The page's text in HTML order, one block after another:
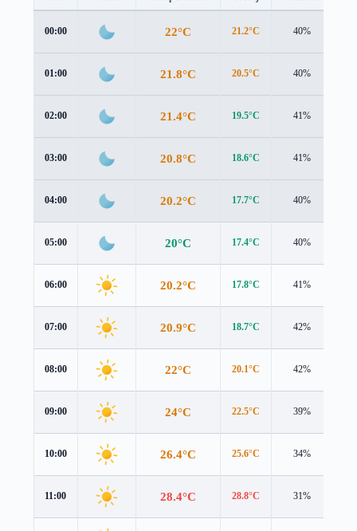
00:00 22°C 21.2°C 40%
01:00 21.8°C 20.5°C 40%
02:00 21.4°C 19.5°C 41%
03:00 20.8°C 18.6°C 41%
04:00 20.2°C 17.7°C 40%
05:00 20°C 17.4°C 40%
06:00 20.2°C 17.8°C 41%
07:00 20.9°C 18.7°C 42%
08:00 22°C 20.1°C 42%
09:00 24°C 22.5°C 39%
10:00 26.4°C 25.6°C 34%
11:00 28.4°C 28.8°C 31%